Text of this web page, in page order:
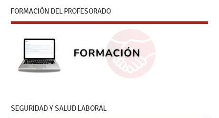
FORMACIÓN DEL PROFESORADO
SEGURIDAD Y SALUD LABORAL